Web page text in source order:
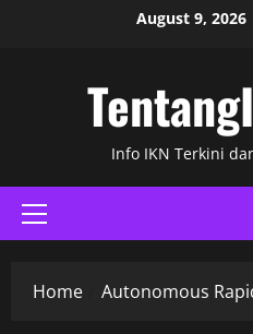
August 9, 2026
Info IKN Terkini
Primary
Menu
Home Autonomous